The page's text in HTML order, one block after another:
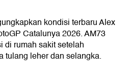
kondisi terbaru Alex
Catalunya 2026. AM73
di rumah sakit setelah
tulang leher dan selangka.